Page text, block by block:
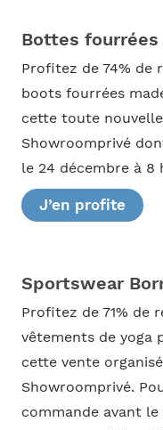
Bottes fourrées
Profitez de 74% de
boots fourrées
cette toute
Showroomprivé
le 24 décembre à 8
J’en profite
Sportswear
Profitez de 71% de
vêtements de yoga
cette vente
Showroomprivé.
commande avant le